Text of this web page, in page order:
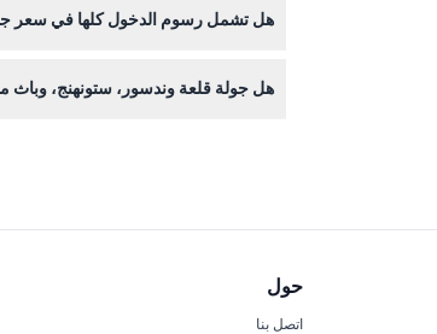
هل تشمل رسوم الدخول كلها في سعر
هل جولة قلعة وندسور، ستونهنج، وباث
حول
اتصل بنا